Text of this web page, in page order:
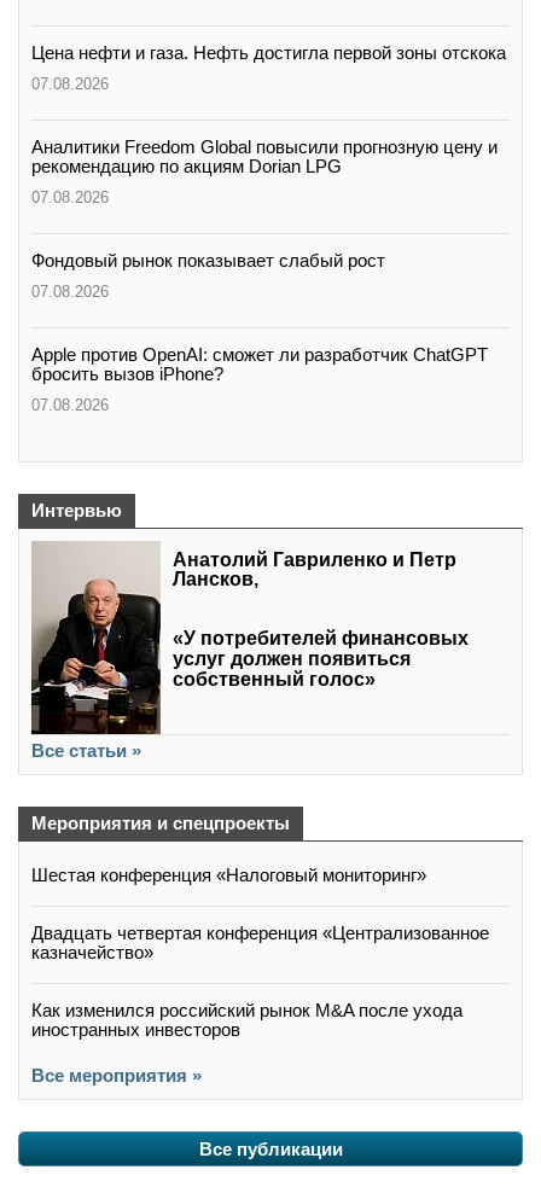
Цена нефти и газа. Нефть достигла первой зоны отскока
07.08.2026
Аналитики Freedom Global повысили прогнозную цену и
рекомендацию по акциям Dorian LPG
07.08.2026
Фондовый рынок показывает слабый рост
07.08.2026
Apple против OpenAI: сможет ли разработчик ChatGPT
бросить вызов iPhone?
07.08.2026
Интервью
Анатолий Гавриленко и Петр
Лансков,
«У потребителей финансовых
услуг должен появиться
собственный голос»
Все статьи »
Мероприятия и спецпроекты
Шестая конференция «Налоговый мониторинг»
Двадцать четвертая конференция «Централизованное
казначейство»
Как изменился российский рынок M&A после ухода
иностранных инвесторов
Все мероприятия »
Все публикации